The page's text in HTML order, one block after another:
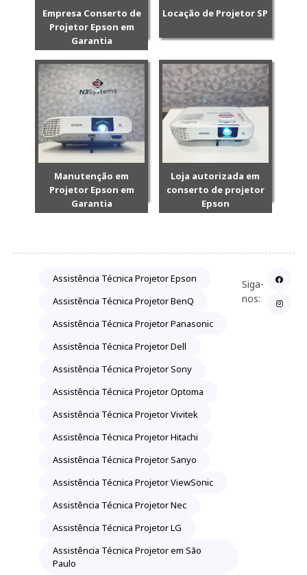
Empresa Conserto de
Projetor Epson em
Garantia
Locação de Projetor SP
Manutenção em
Projetor Epson em
Garantia
Loja autorizada em
conserto de projetor
Epson
Assistência Técnica Projetor Epson
Assistência Técnica Projetor BenQ
Assistência Técnica Projetor Panasonic
Assistência Técnica Projetor Dell
Assistência Técnica Projetor Sony
Assistência Técnica Projetor Optoma
Assistência Técnica Projetor Vivitek
Assistência Técnica Projetor Hitachi
Assistência Técnica Projetor Sanyo
Assistência Técnica Projetor ViewSonic
Assistência Técnica Projetor Nec
Assistência Técnica Projetor LG
Assistência Técnica Projetor em São
Paulo
Siga-
nos: